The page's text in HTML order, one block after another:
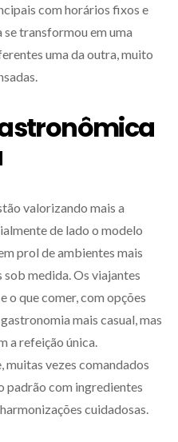
com horários fixos e
transformou em uma
uma da outra, muito
valorizando mais a
de lado o modelo
prol de ambientes mais
medida. Os viajantes
o que comer, com opções
mais casual, mas
a refeição única.
muitas vezes comandados
padrão com ingredientes
cuidadosas.